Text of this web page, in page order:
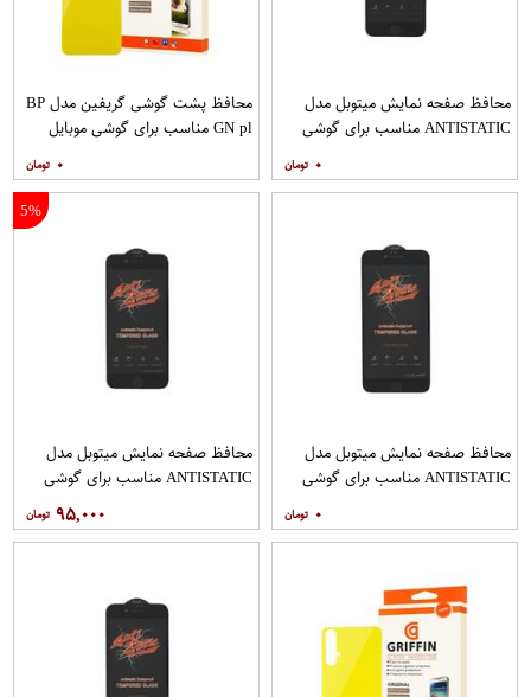
محافظ صفحه نمایش میتوبل مدل
ANTISTATIC مناسب برای گوشی
۰
محافظ پشت گوشی گریفین مدل BP
GN pl مناسب برای گوشی موبایل
۰
محافظ صفحه نمایش میتوبل مدل
ANTISTATIC مناسب برای گوشی
۰
5%
محافظ صفحه نمایش میتوبل مدل
ANTISTATIC مناسب برای گوشی
۹۵,۰۰۰